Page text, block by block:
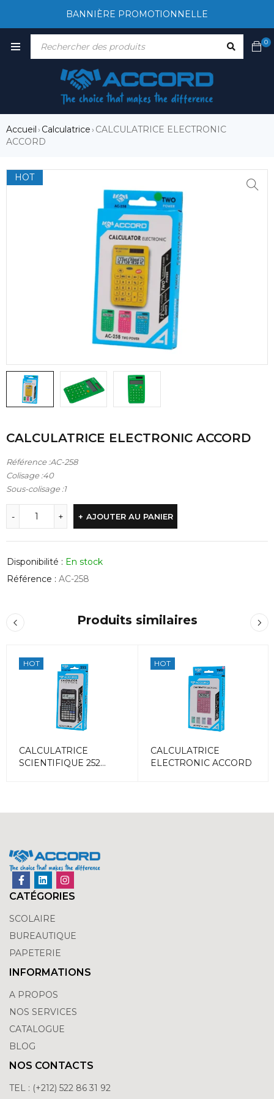
BANNIÈRE PROMOTIONNELLE
0
Accueil› Calculatrice› CALCULATRICE ELECTRONIC
ACCORD
HOT
CALCULATRICE ELECTRONIC ACCORD
Référence :AC-258
Colisage :40
Sous-colisage :1
AJOUTER AU PANIER
Disponibilité : En stock
Référence : AC-258
Produits similaires
HOT
CALCULATRICE
SCIENTIFIQUE 252
HOT
CALCULATRICE
ELECTRONIC ACCORD
CATÉGORIES
SCOLAIRE
BUREAUTIQUE
PAPETERIE
INFORMATIONS
A PROPOS
NOS SERVICES
CATALOGUE
BLOG
NOS CONTACTS
TEL : (+212) 522 86 31 92